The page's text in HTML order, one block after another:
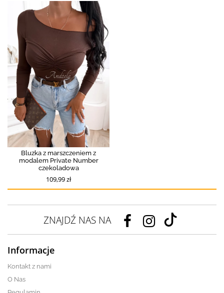
Bluzka z marszczeniem z
modalem Private Number
czekoladowa
109,99 zł
ZNAJDŹ NAS NA
Informacje
Kontakt z nami
O Nas